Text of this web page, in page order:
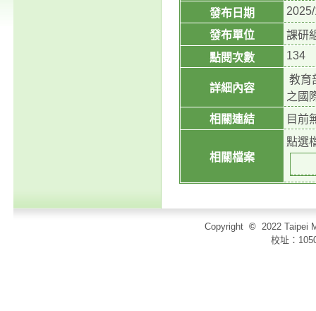
發布日期
發布單位
課研
點閱次數
134
詳細內容
教育
之國
相關連結
目前
相關檔案
點選
Copyright © 2022 Taipei
校址：